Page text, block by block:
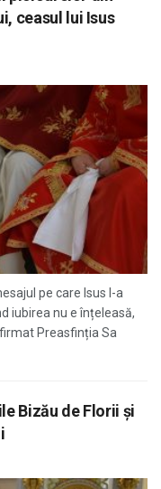
ceasul lui Isus
pe care Isus l-a
iubirea nu e înțeleasă,
Preasfinția Sa
Bizău de Florii și